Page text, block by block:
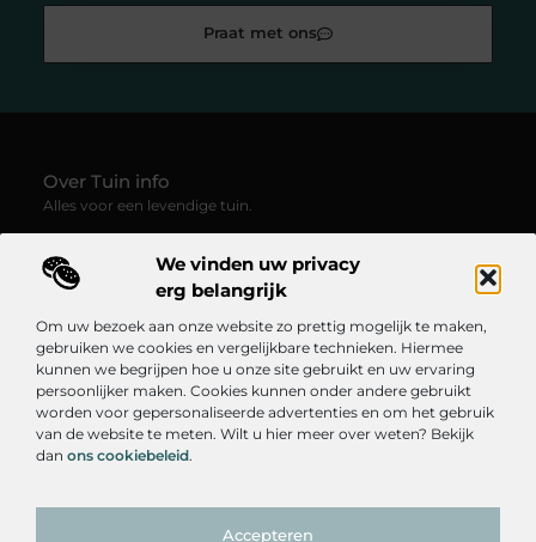
We vinden uw privacy
erg belangrijk
Om uw bezoek aan onze website zo prettig mogelijk te maken,
gebruiken we cookies en vergelijkbare technieken. Hiermee
kunnen we begrijpen hoe u onze site gebruikt en uw ervaring
persoonlijker maken. Cookies kunnen onder andere gebruikt
worden voor gepersonaliseerde advertenties en om het gebruik
van de website te meten. Wilt u hier meer over weten? Bekijk
dan ons cookiebeleid.
Accepteren
Praat met ons
Over Tuin info
Alles voor een levendige tuin.
inspiratie, praktische tips en creatieve ideeën voor
tuinliefhebbers. Ontdek hoe je van elke buitenruimte een plek
Onze informatie
Bericht categorie